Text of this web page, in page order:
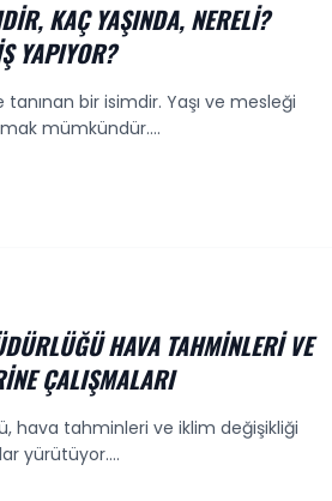
KAÇ YAŞINDA, NERELI?
YAPIYOR?
bir isimdir. Yaşı ve mesleği
mümkündür....
HAVA TAHMINLERI VE
ÇALIŞMALARI
hava tahminleri ve iklim değişikliği
yürütüyor....